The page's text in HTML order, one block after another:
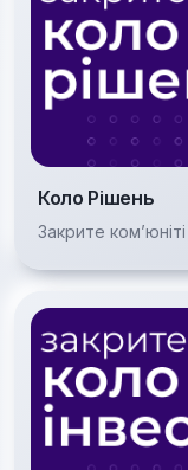
Коло Рішень
Закрите комʼюніті